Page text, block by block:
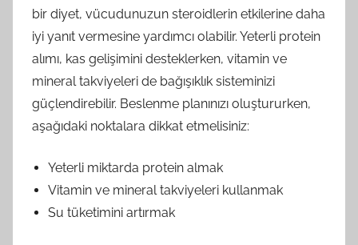
bir diyet, vücudunuzun steroidlerin etkilerine daha
iyi yanıt vermesine yardımcı olabilir. Yeterli protein
alımı, kas gelişimini desteklerken, vitamin ve
mineral takviyeleri de bağışıklık sisteminizi
güçlendirebilir. Beslenme planınızı oluştururken,
aşağıdaki noktalara dikkat etmelisiniz:
Yeterli miktarda protein almak
Vitamin ve mineral takviyeleri kullanmak
Su tüketimini artırmak